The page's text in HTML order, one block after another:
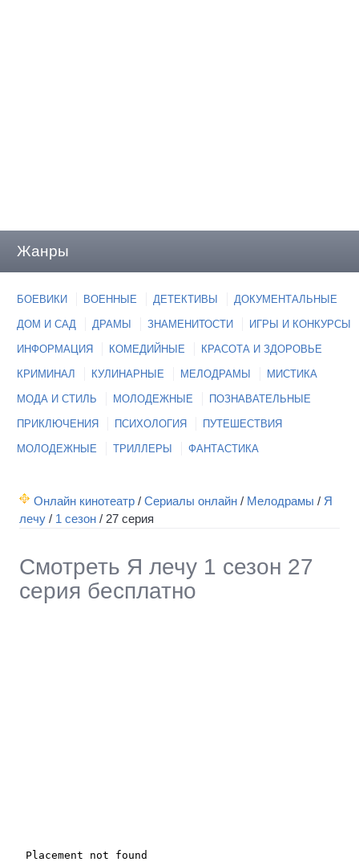
Жанры
БОЕВИКИ ВОЕННЫЕ ДЕТЕКТИВЫ ДОКУМЕНТАЛЬНЫЕ
ДОМ И САД ДРАМЫ ЗНАМЕНИТОСТИ ИГРЫ И КОНКУРСЫ
ИНФОРМАЦИЯ КОМЕДИЙНЫЕ КРАСОТА И ЗДОРОВЬЕ
КРИМИНАЛ КУЛИНАРНЫЕ МЕЛОДРАМЫ МИСТИКА
МОДА И СТИЛЬ МОЛОДЕЖНЫЕ ПОЗНАВАТЕЛЬНЫЕ
ПРИКЛЮЧЕНИЯ ПСИХОЛОГИЯ ПУТЕШЕСТВИЯ
МОЛОДЕЖНЫЕ ТРИЛЛЕРЫ ФАНТАСТИКА
Онлайн кинотеатр / Сериалы онлайн / Мелодрамы / Я
лечу / 1 сезон / 27 серия
Смотреть Я лечу 1 сезон 27
серия бесплатно